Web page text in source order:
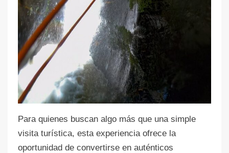
Para quienes buscan algo más que una simple
visita turística, esta experiencia ofrece la
oportunidad de convertirse en auténticos